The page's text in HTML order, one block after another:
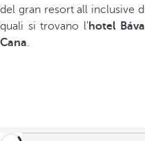
del gran resort all inclusive
quali si trovano l' hotel
Cana.